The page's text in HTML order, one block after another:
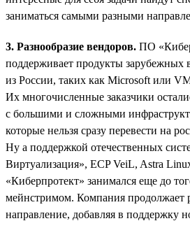
заниматься самыми разными
3. Разнообразие вендоров. ПО
поддерживает продукты зарубежных
из России, таких как Microsoft или
Их многочисленные заказчики
с большими и сложными
которые нельзя сразу перевести на
Ну а поддержкой отечественных
Виртуализация», ECP VeiL, Astra
«Киберпротект» занимался еще до
мейнстримом. Компания продолжает
направление, добавляя в поддержку